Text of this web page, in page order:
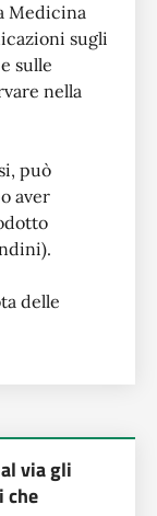
Medicina
sugli
sulle
nella
può
aver
delle
via gli
che